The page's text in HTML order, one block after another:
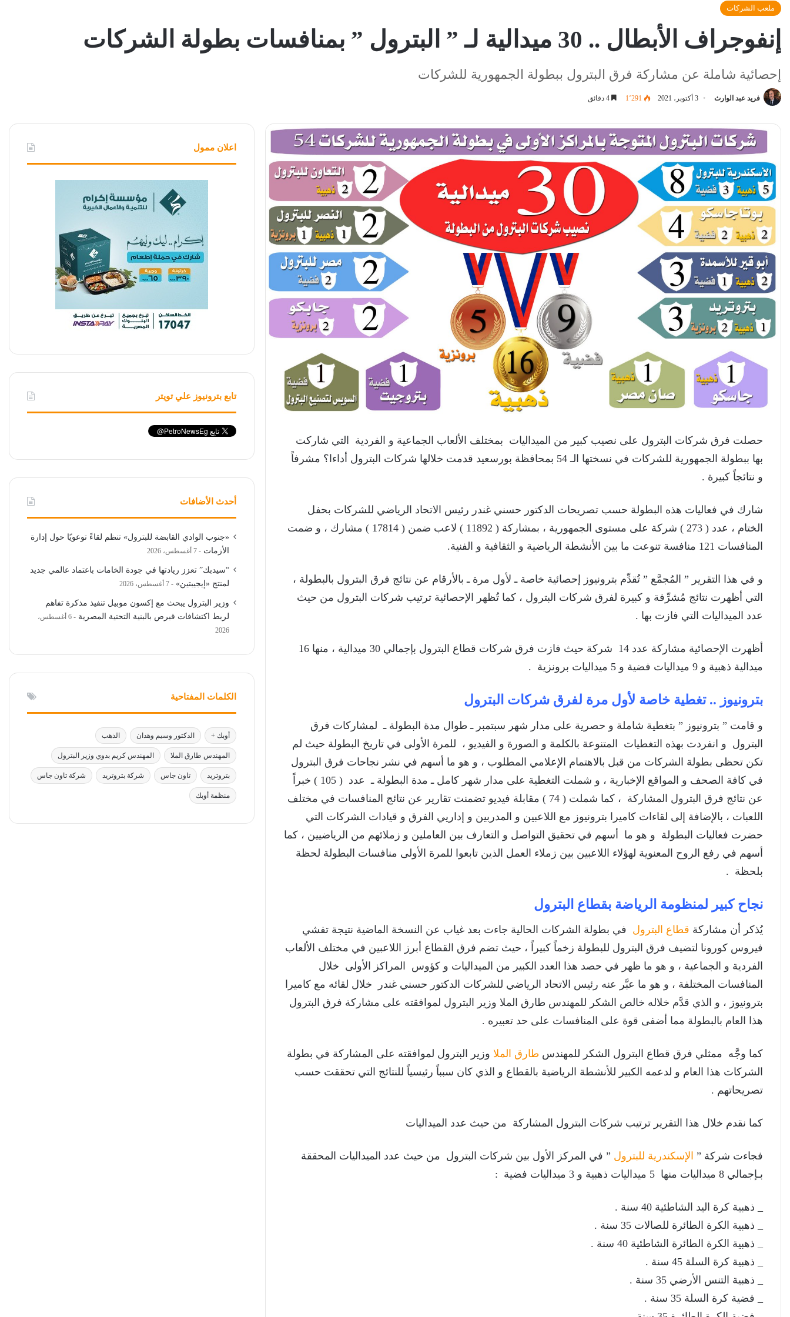
ملعب الشركات
إنفوجراف الأبطال .. 30 ميدالية لـ ” البترول ” بمنافسات بطولة الشركات
إحصائية شاملة عن مشاركة فرق البترول ببطولة الجمهورية للشركات
فريد عبد الوارث 3 أكتوبر، 2021 1٬291
حصلت فرق شركات البترول على نصيب كبير من الميداليات بمختلف الألعاب الجماعية و الفردية التي شاركت
بها ببطولة الجمهورية للشركات في نسختها الـ 54 بمحافظة بورسعيد قدمت خلالها شركات البترول أداءا؟ مشرفاً
و نتائجاً كبيرة .
شارك في فعاليات هذه البطولة حسب تصريحات الدكتور حسني غندر رئيس الاتحاد الرياضي للشركات بحفل
الختام ، عدد ( 273 ) شركة على مستوى الجمهورية ، بمشاركة ( 11892 ) لاعب ضمن ( 17814 ) مشارك ، و ضمت
المنافسات 121 منافسة تنوعت ما بين الأنشطة الرياضية و الثقافية و الفنية.
و في هذا التقرير ” المُجمَّع ” تُقدِّم بترونيوز إحصائية خاصة ـ لأول مرة ـ بالأرقام عن نتائج فرق البترول بالبطولة ،
التي أظهرت نتائج مُشرِّفة و كبيرة لفرق شركات البترول ، كما تُظهر الإحصائية ترتيب شركات البترول من حيث
عدد الميداليات التي فازت بها .
أظهرت الإحصائية مشاركة عدد 14 شركة حيث فازت فرق شركات قطاع البترول بإجمالي 30 ميدالية ، منها 16
ميدالية ذهبية و 9 ميداليات فضية و 5 ميداليات برونزية .
بترونيوز .. تغطية خاصة لأول مرة لفرق شركات البترول
و قامت ” بترونيوز ” بتغطية شاملة و حصرية على مدار شهر سبتمبر ـ طوال مدة البطولة ـ لمشاركات فرق
البترول و انفردت بهذه التغطيات المتنوعة بالكلمة و الصورة و الفيديو ، للمرة الأولى في تاريخ البطولة حيث لم
تكن تحظى بطولة الشركات من قبل بالاهتمام الإعلامي المطلوب ، و هو ما أسهم في نشر نجاحات فرق البترول
في كافة الصحف و المواقع الإخبارية ، و شملت التغطية على مدار شهر كامل ـ مدة البطولة ـ عدد ( 105 ) خبراً
عن نتائج فرق البترول المشاركة ، كما شملت ( 74 ) مقابلة فيديو تضمنت تقارير عن نتائج المنافسات في مختلف
اللعبات ، بالإضافة إلى لقاءات كاميرا بترونيوز مع اللاعبين و المدربين و إداريي الفرق و قيادات الشركات التي
حضرت فعاليات البطولة و هو ما أسهم في تحقيق التواصل و التعارف بين العاملين و زملائهم من الرياضيين ، كما
أسهم في رفع الروح المعنوية لهؤلاء اللاعبين بين زملاء العمل الذين تابعوا للمرة الأولى منافسات البطولة لحظة
بلحظة .
نجاح كبير لمنظومة الرياضة بقطاع البترول
يُذكر أن مشاركة قطاع البترول في بطولة الشركات الحالية جاءت بعد غياب عن النسخة الماضية نتيجة تفشي
فيروس كورونا لتضيف فرق البترول للبطولة زخماً كبيراً ، حيث تضم فرق القطاع أبرز اللاعبين في مختلف الألعاب
الفردية و الجماعية ، و هو ما ظهر في حصد هذا العدد الكبير من الميداليات و كؤوس المراكز الأولى خلال
المنافسات المختلفة ، و هو ما عبَّر عنه رئيس الاتحاد الرياضي للشركات الدكتور حسني غندر خلال لقائه مع كاميرا
بترونيوز ، و الذي قدَّم خلاله خالص الشكر للمهندس طارق الملا وزير البترول لموافقته على مشاركة فرق البترول
هذا العام بالبطولة مما أضفى قوة على المنافسات على حد تعبيره .
كما وجَّه ممثلي فرق قطاع البترول الشكر للمهندس طارق الملا وزير البترول لموافقته على المشاركة في بطولة
الشركات هذا العام و لدعمه الكبير للأنشطة الرياضية بالقطاع و الذي كان سبباً رئيسياً للنتائج التي تحققت حسب
تصريحاتهم .
كما نقدم خلال هذا التقرير ترتيب شركات البترول المشاركة من حيث عدد الميداليات
فجاءت شركة ” الإسكندرية للبترول ” في المركز الأول بين شركات البترول من حيث عدد الميداليات المحققة
بـإجمالي 8 ميداليات منها 5 ميداليات ذهبية و 3 ميداليات فضية :
_ ذهبية كرة اليد الشاطئية 40 سنة .
_ ذهبية الكرة الطائرة للصالات 35 سنة .
_ ذهبية الكرة الطائرة الشاطئية 40 سنة .
_ ذهبية كرة السلة 45 سنة .
_ ذهبية التنس الأرضي 35 سنة .
_ فضية كرة السلة 35 سنة .
اعلان ممول
تابع بترونيوز علي تويتر
أحدث الأضافات
«جنوب الوادي القابضة للبترول» تنظم لقاءً توعويًا حول إدارة
الأزمات
7 أغسطس، 2026
“سيدبك” تعزز ريادتها في جودة الخامات باعتماد عالمي جديد
لمنتج «إيجيبتين»
7 أغسطس، 2026
وزير البترول يبحث مع إكسون موبيل تنفيذ مذكرة تفاهم
لربط اكتشافات قبرص بالبنية التحتية المصرية
6 أغسطس،
2026
الكلمات المفتاحية
أوبك + الدكتور وسيم وهدان الذهب
المهندس طارق الملا المهندس كريم بدوي وزير البترول
بتروتريد تاون جاس شركة بتروتريد شركة تاون جاس
منظمة أوبك